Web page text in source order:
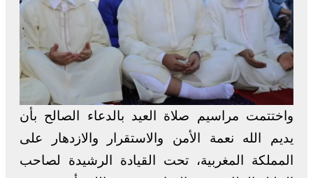
واختتمت مراسيم صلاة العيد بالدعاء الصالح بأن
يديم الله نعمة الأمن والاستقرار والازدهار على
المملكة المغربية، تحت القيادة الرشيدة لصاحب